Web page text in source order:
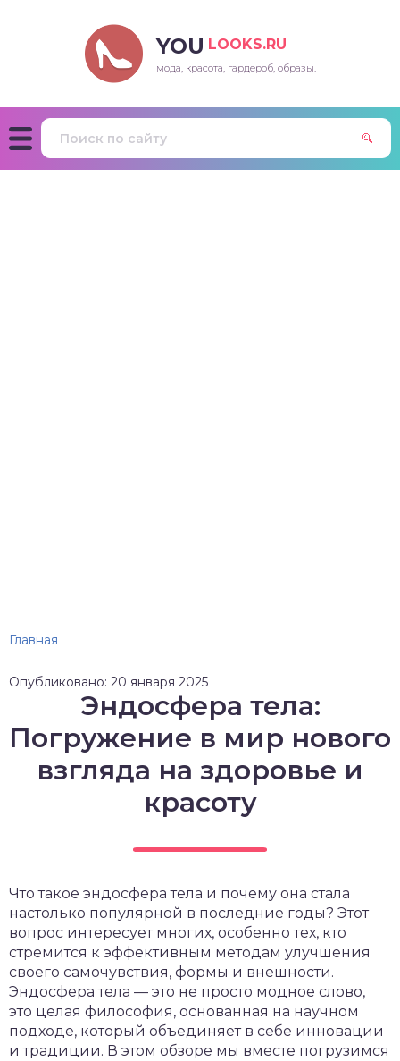
YOU LOOKS.RU
мода, красота, гардероб, образы.
Главная
Опубликовано: 20 января 2025
Эндосфера тела:
Погружение в мир нового
взгляда на здоровье и
красоту
Что такое эндосфера тела и почему она стала
настолько популярной в последние годы? Этот
вопрос интересует многих, особенно тех, кто
стремится к эффективным методам улучшения
своего самочувствия, формы и внешности.
Эндосфера тела — это не просто модное слово,
это целая философия, основанная на научном
подходе, который объединяет в себе инновации
и традиции. В этом обзоре мы вместе погрузимся